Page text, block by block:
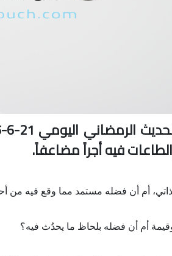
فيه أجراً مضاعفاً.
أم أن فضله مستمد مما وقع فيه من
أم أن فضله بلحاظ ما يحدُث فيه؟